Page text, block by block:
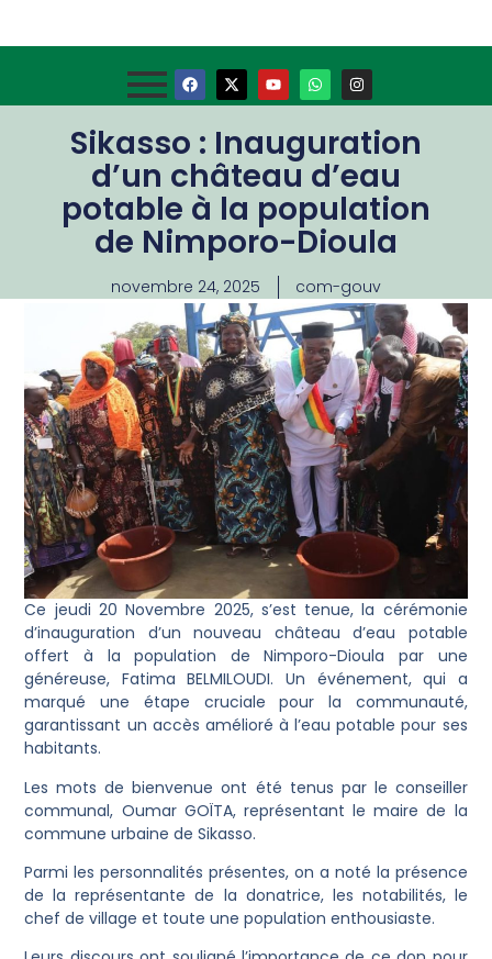
Sikasso : Inauguration
d’un château d’eau
potable à la population
de Nimporo-Dioula
novembre 24, 2025 com-gouv
Ce jeudi 20 Novembre 2025, s’est tenue, la cérémonie
d’inauguration d’un nouveau château d’eau potable
offert à la population de Nimporo-Dioula par une
généreuse, Fatima BELMILOUDI. Un événement, qui a
marqué une étape cruciale pour la communauté,
garantissant un accès amélioré à l’eau potable pour ses
habitants.
Les mots de bienvenue ont été tenus par le conseiller
communal, Oumar GOÏTA, représentant le maire de la
commune urbaine de Sikasso.
Parmi les personnalités présentes, on a noté la présence
de la représentante de la donatrice, les notabilités, le
chef de village et toute une population enthousiaste.